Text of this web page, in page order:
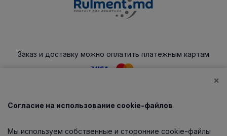
Заказ и доставку можно оплатить платежным картам
Каталог
×
Согласие на использование cookie-файлов
Мы используем собственные и сторонние cookie-файлы